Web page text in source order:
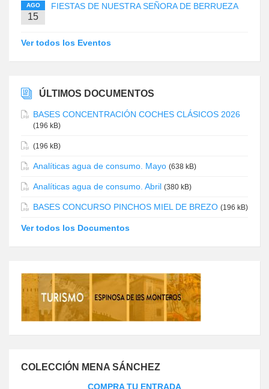
AGO
15
FIESTAS DE NUESTRA SEÑORA DE BERRUEZA
Ver todos los Eventos
ÚLTIMOS DOCUMENTOS
BASES CONCENTRACIÓN COCHES CLÁSICOS 2026
(196 kB)
(196 kB)
Analíticas agua de consumo. Mayo (638 kB)
Analíticas agua de consumo. Abril (380 kB)
BASES CONCURSO PINCHOS MIEL DE BREZO (196 kB)
Ver todos los Documentos
COLECCIÓN MENA SÁNCHEZ
COMPRA TU ENTRADA